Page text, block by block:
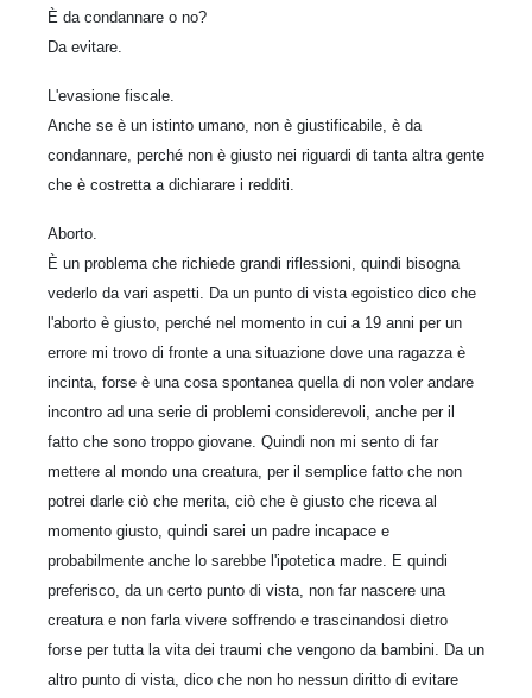
È da condannare o no?
Da evitare.
L'evasione fiscale.
Anche se è un istinto umano, non è giustificabile, è da
condannare, perché non è giusto nei riguardi di tanta altra gente
che è costretta a dichiarare i redditi.
Aborto.
È un problema che richiede grandi riflessioni, quindi bisogna
vederlo da vari aspetti. Da un punto di vista egoistico dico che
l'aborto è giusto, perché nel momento in cui a 19 anni per un
errore mi trovo di fronte a una situazione dove una ragazza è
incinta, forse è una cosa spontanea quella di non voler andare
incontro ad una serie di problemi considerevoli, anche per il
fatto che sono troppo giovane. Quindi non mi sento di far
mettere al mondo una creatura, per il semplice fatto che non
potrei darle ciò che merita, ciò che è giusto che riceva al
momento giusto, quindi sarei un padre incapace e
probabilmente anche lo sarebbe l'ipotetica madre. E quindi
preferisco, da un certo punto di vista, non far nascere una
creatura e non farla vivere soffrendo e trascinandosi dietro
forse per tutta la vita dei traumi che vengono da bambini. Da un
altro punto di vista, dico che non ho nessun diritto di evitare